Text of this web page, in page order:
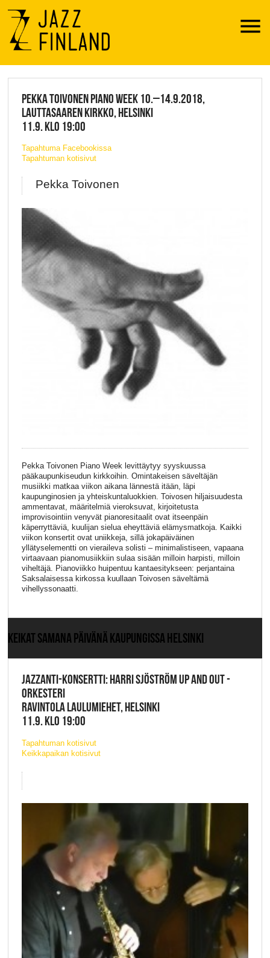
Menu
JAZZ FINLAND LIVE
PEKKA TOIVONEN PIANO WEEK 10.–14.9.2018,
LAUTTASAAREN KIRKKO, HELSINKI
11.9. KLO 19:00
Tapahtuma Facebookissa
Tapahtuman kotisivut
Pekka Toivonen
Pekka Toivonen Piano Week levittäytyy syyskuussa
pääkaupunkiseudun kirkkoihin. Omintakeisen säveltäjän
musiikki matkaa viikon aikana lännestä itään, läpi
kaupunginosien ja yhteiskuntaluokkien. Toivosen hiljaisuudesta
ammentavat, määritelmiä vieroksuvat, kirjoitetusta
improvisointiin venyvät pianoresitaalit ovat itseenpäin
käperryttäviä, kuulijan sielua eheyttäviä elämysmatkoja. Kaikki
viikon konsertit ovat uniikkeja, sillä jokapäiväinen
yllätyselementti on vieraileva solisti – minimalistiseen, vapaana
virtaavaan pianomusiikkiin sulaa sisään milloin harpisti, milloin
viheltäjä. Pianoviikko huipentuu kantaesitykseen: perjantaina
Saksalaisessa kirkossa kuullaan Toivosen säveltämä
vihellyssonaatti.
KEIKAT SAMANA PÄIVÄNÄ KAUPUNGISSA HELSINKI
JAZZANTI-KONSERTTI: HARRI SJÖSTRÖM UP AND OUT -
ORKESTERI
RAVINTOLA LAULUMIEHET, HELSINKI
11.9. KLO 19:00
Tapahtuman kotisivut
Keikkapaikan kotisivut